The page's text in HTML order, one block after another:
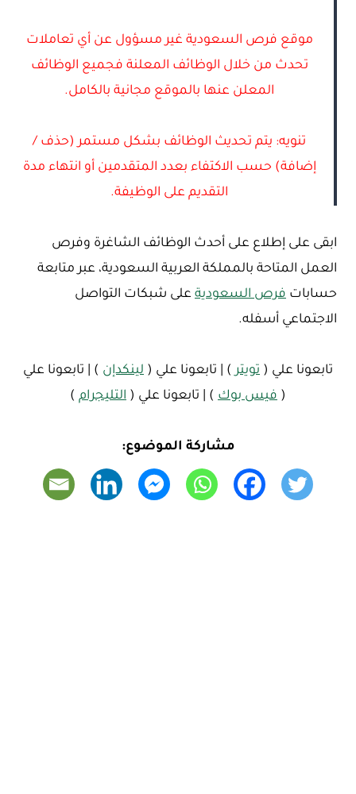
موقع فرص السعودية غير مسؤول عن أي تعاملات
تحدث من خلال الوظائف المعلنة فجميع الوظائف
المعلن عنها بالموقع مجانية بالكامل.
تنويه: يتم تحديث الوظائف بشكل مستمر (حذف /
إضافة) حسب الاكتفاء بعدد المتقدمين أو انتهاء مدة
التقديم على الوظيفة.
ابقى على إطلاع على أحدث الوظائف الشاغرة وفرص
العمل المتاحة بالمملكة العربية السعودية، عبر متابعة
حسابات فرص السعودية على شبكات التواصل
الاجتماعي أسفله.
تابعونا علي ( تويتر ) | تابعونا علي ( لينكدإن ) | تابعونا علي
( فيس بوك ) | تابعونا علي ( التليجرام )
مشاركة الموضوع: